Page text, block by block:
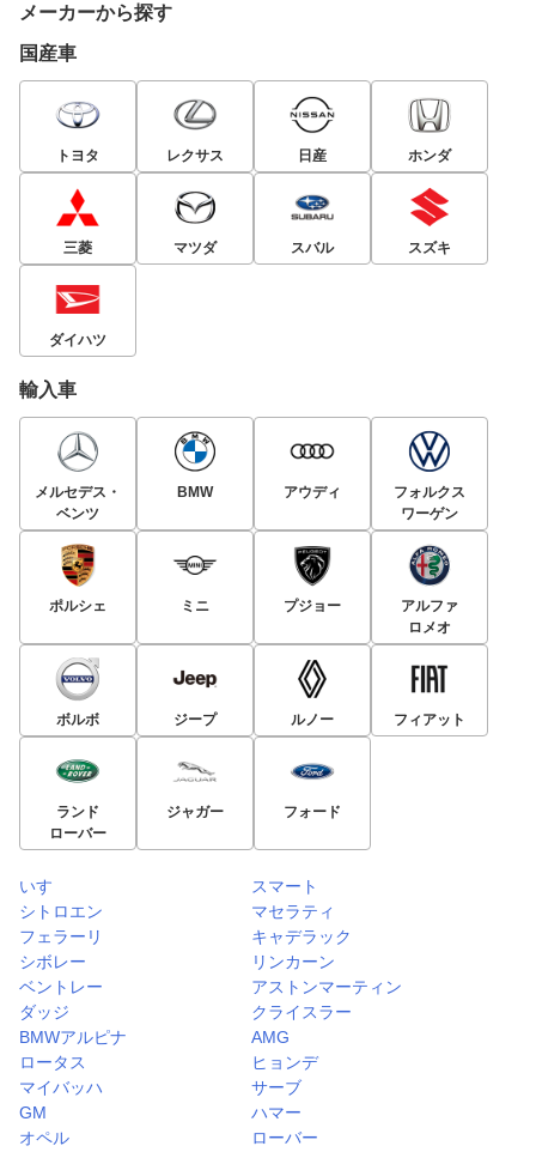
メーカーから探す
国産車
トヨタ レクサス 日産 ホンダ
三菱 マツダ スバル スズキ
ダイハツ
輸入車
メルセデス・
ベンツ
BMW アウディ
フォルクス
ワーゲン
ポルシェ ミニ プジョー
アルファ
ロメオ
ボルボ ジープ ルノー フィアット
ランド
ローバー
ジャガー フォード
いすゞ
スマート
シトロエン
マセラティ
フェラーリ
キャデラック
シボレー
リンカーン
ベントレー
アストンマーティン
ダッジ
クライスラー
BMWアルピナ
AMG
ロータス
ヒョンデ
マイバッハ
サーブ
GM
ハマー
オペル
ローバー